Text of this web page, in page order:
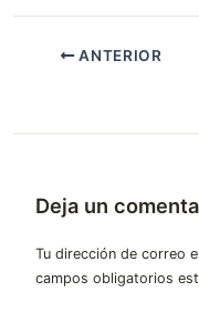
ANTERIOR
Deja un
Tu dirección de correo
campos obligatorios